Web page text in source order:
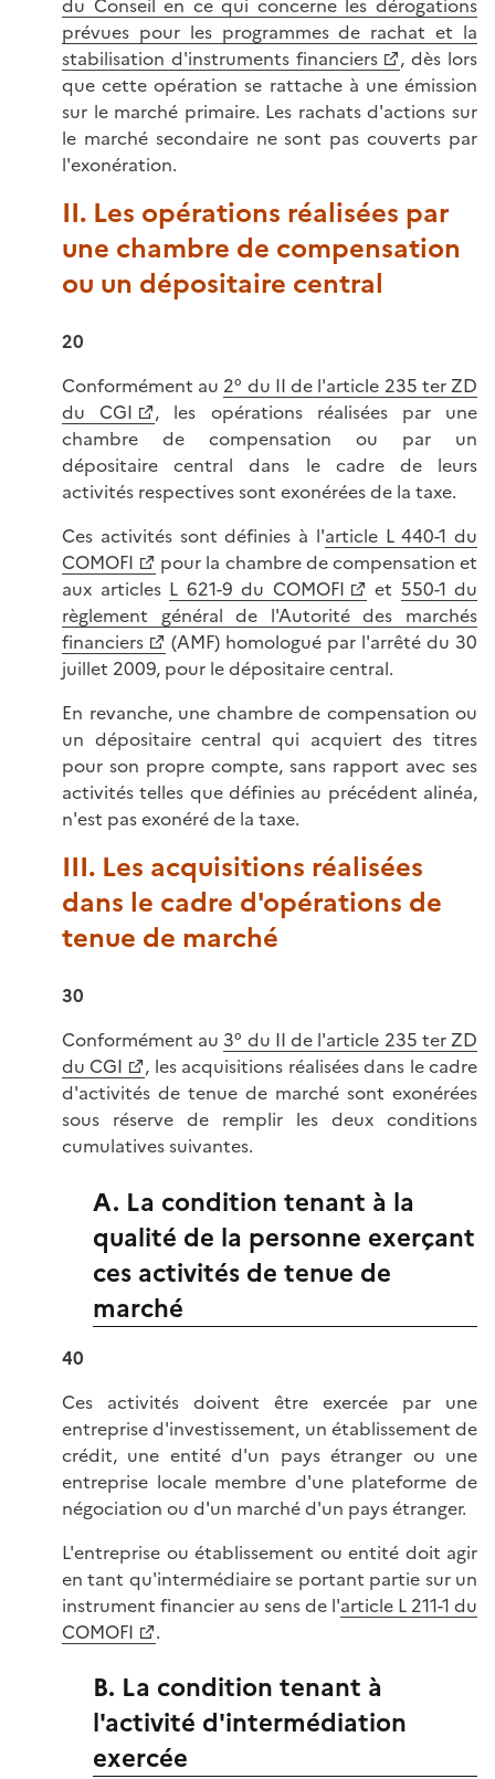
du Conseil en ce qui concerne les dérogations
prévues pour les programmes de rachat et la
stabilisation d'instruments financiers
, dès lors
que cette opération se rattache à une émission
sur le marché primaire. Les rachats d'actions sur
le marché secondaire ne sont pas couverts par
l'exonération.
II. Les opérations réalisées par
une chambre de compensation
ou un dépositaire central
20
Conformément au 2° du II de l'article 235 ter ZD
du CGI
, les opérations réalisées par une
chambre de compensation ou par un
dépositaire central dans le cadre de leurs
activités respectives sont exonérées de la taxe.
Ces activités sont définies à l'article L 440-1 du
COMOFI
pour la chambre de compensation et
aux articles L 621-9 du COMOFI et 550-1 du
règlement général de l'Autorité des marchés
financiers
(AMF) homologué par l'arrêté du 30
juillet 2009, pour le dépositaire central.
En revanche, une chambre de compensation ou
un dépositaire central qui acquiert des titres
pour son propre compte, sans rapport avec ses
activités telles que définies au précédent alinéa,
n'est pas exonéré de la taxe.
III. Les acquisitions réalisées
dans le cadre d'opérations de
tenue de marché
30
Conformément au 3° du II de l'article 235 ter ZD
du CGI
, les acquisitions réalisées dans le cadre
d'activités de tenue de marché sont exonérées
sous réserve de remplir les deux conditions
cumulatives suivantes.
A. La condition tenant à la
qualité de la personne exerçant
ces activités de tenue de
marché
40
Ces activités doivent être exercée par une
entreprise d'investissement, un établissement de
crédit, une entité d'un pays étranger ou une
entreprise locale membre d'une plateforme de
négociation ou d'un marché d'un pays étranger.
L'entreprise ou établissement ou entité doit agir
en tant qu'intermédiaire se portant partie sur un
instrument financier au sens de l'article L 211-1 du
COMOFI
.
B. La condition tenant à
l'activité d'intermédiation
exercée